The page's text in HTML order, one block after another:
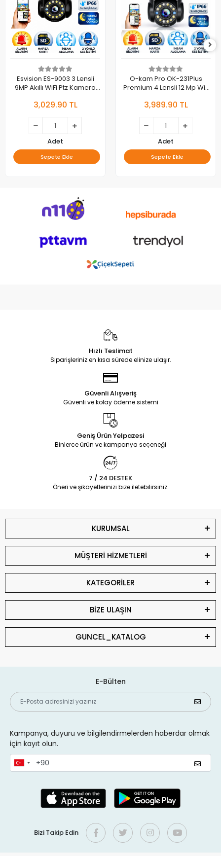
Esvision ES-9003 3 Lensli
9MP Akıllı WiFi Ptz Kamera
Kamerası
3,029.90 TL
Adet
Sepete Ekle
O-kam Pro OK-231Plus
Premium 4 Lensli 12 Mp Wifi
3,989.90 TL
Adet
Sepete Ekle
Hızlı Teslimat
Siparişleriniz en kısa sürede elinize ulaşır.
Güvenli Alışveriş
Güvenli ve kolay ödeme sistemi
Geniş Ürün Yelpazesi
Binlerce ürün ve kampanya seçeneği
7 / 24 DESTEK
Öneri ve şikayetlerinizi bize iletebilirsiniz.
KURUMSAL
MÜŞTERİ HİZMETLERİ
KATEGORİLER
BİZE ULAŞIN
GUNCEL_KATALOG
E-Bülten
Kampanya, duyuru ve bilgilendirmelerden haberdar olmak
için kayıt olun.
Bizi Takip Edin